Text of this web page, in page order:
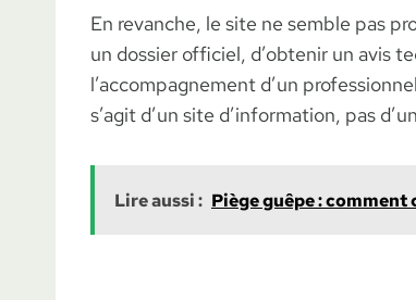
En revanche, le site ne semble pas
un dossier officiel, d’obtenir un avis
l’accompagnement d’un
s’agit d’un site d’information, pas
Lire aussi : Piège guêpe :